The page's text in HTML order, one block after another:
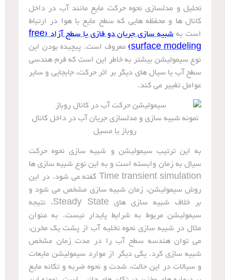
تحلیل و مدلسازی نحوه حرکت مایع مانند آب در داخل
کانال ها و محفظه هایی که سطح مایع با هوا در ارتباط
است به
شبیه سازی جریان دو فازی یا سطح آزاد (free
surface modeling
)معروف است. پیچیده بودن این
نوع سیمولیشن بیشتر به خاطر این است که فرم هندسی
سطح آب یا سیال های دیگر بر اثر حرکت، جابجایی و سایر
عوامل تغییر می کند.
نمونه شبیه سازی و مدلسازی جریان آب در داخل کانال
روباز یا مسیل
به این ترتیب سیمولیشن و شبیه سازی نحوه حرکت
سیال به زمان وابسته است و به این نوع شبیه سازی ها
Time transient simulation گفته می شود. در این
روش سیمولیشن، زمان شبیه سازی مشخص می شود و
بر خلاف شبیه سازی های Steady State، نتیجه
سیمولیشن مربوط به شرایط پایدار نیست. به عنوان
مثال در شبیه سازی نحوه تخلیه آب از پشت یک مخرن،
می توان هندسه سطح آب را در مدت زمان مشخص
شبیه سازی کرد. یکی دیگر از موارد سیمولیشن مایعات
و سیالات در این حالت، شدت و نحوه ضربه و تکانه مایع